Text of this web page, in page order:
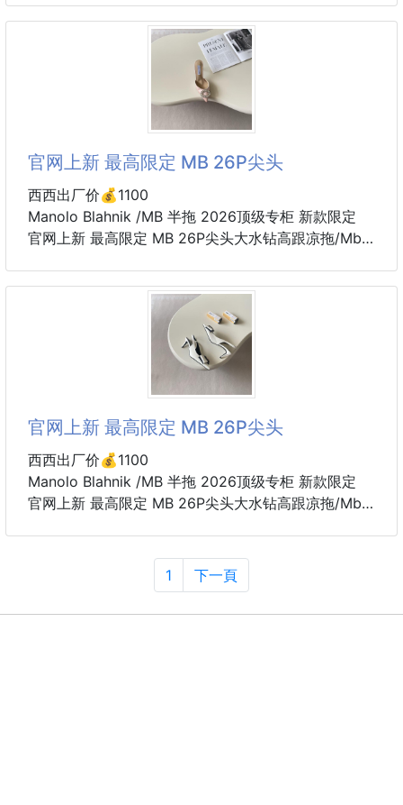
卡黛菲 Kadaifi (5%)
是一款可以刷出濃密泡沫的香氛牙膏，
濃密又細緻的泡沫分子小，
可以滲透到牙齒的每個角落，快速去除牙垢。
泡沫中含有的甲磷酸鈉可讓牙垢浮出可以更輕鬆去除牙
LSS（殺菌成分）徹底殺滅引起口臭的細菌，防止口臭
的發生。
β-甘草次酸（抗炎成分）抑制牙齦腫脹，預防牙周病。
1450ppm高濃度氟強化牙齒。不含研磨劑，對牙齒和
官网上新 最高限定 MB 26P尖头
西西出厂价💰1100
Manolo Blahnik /MB 半拖 2026顶级专柜 新款限定
官网上新 最高限定 MB 26P尖头大水钻高跟凉拖/Mb
➤ 原版花式水钻
➤ 全套专柜包装
Size：34-41（34 40 41订做）
官网上新 最高限定 MB 26P尖头
西西出厂价💰1100
Manolo Blahnik /MB 半拖 2026顶级专柜 新款限定
官网上新 最高限定 MB 26P尖头大水钻高跟凉拖/Mb
➤ 原版开模 代购版本
1 下一頁